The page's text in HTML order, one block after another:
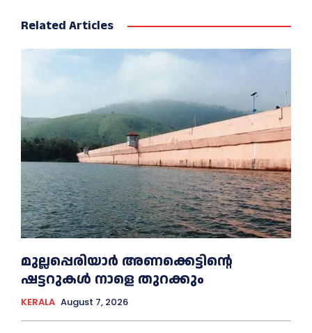
Related Articles
മുല്ലപ്പെരിയാര്‍ അണക്കെട്ടിന്റെ
ഷട്ടറുകള്‍ നാളെ തുറക്കും
KERALA August 7, 2026